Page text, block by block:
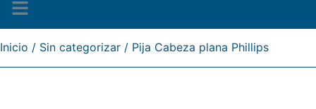
Inicio / Sin categorizar / Pija Cabeza plana Phillips